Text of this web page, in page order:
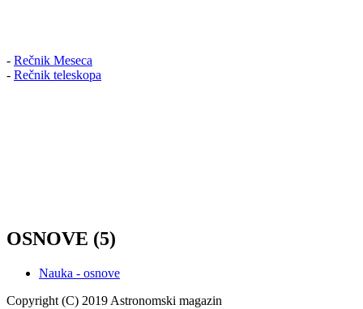
- Rečnik Meseca
- Rečnik teleskopa
OSNOVE (5)
Nauka - osnove
Copyright (C) 2019 Astronomski magazin